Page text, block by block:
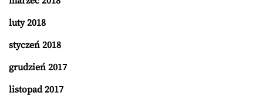
luty 2018
styczeń 2018
grudzień 2017
listopad 2017